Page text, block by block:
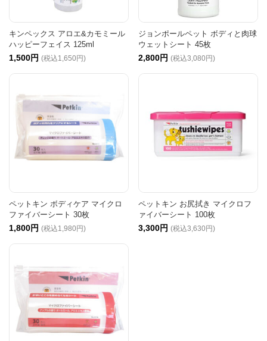
キンペックス アロエ&カモミール
ハッピーフェイス 125ml
1,500円 (税込1,650円)
ジョンポールペット ボディと肉球
ウェットシート 45枚
2,800円 (税込3,080円)
ペットキン ボディケア マイクロ
ファイバーシート 30枚
1,800円 (税込1,980円)
ペットキン お尻拭き マイクロフ
ァイバーシート 100枚
3,300円 (税込3,630円)